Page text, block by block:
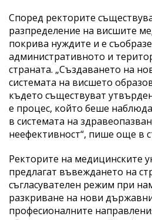
Според ректорите
разпределение на висшите
покрива нуждите и е
административното и
страната. „Създаването на
системата на висшето
където съществуват
е процес, който беше
в системата на
неефективност“, пише още в
Ректорите на медицинските
предлагат въвеждането на
съгласувателен режим при
разкриване на нови
професионалните